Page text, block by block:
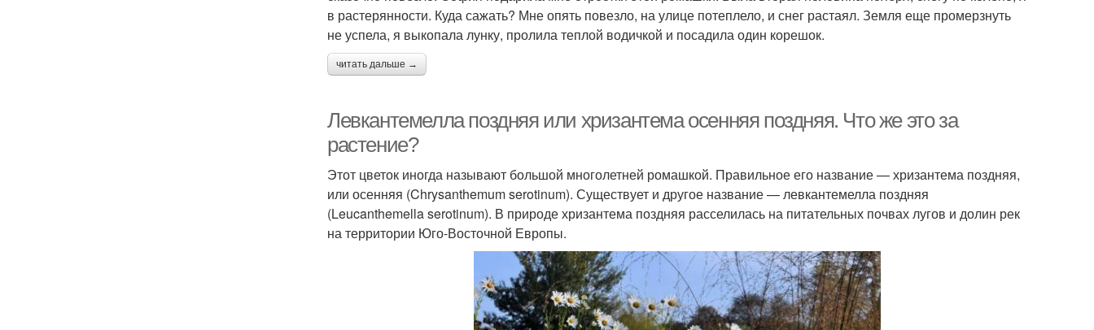
в растерянности. Куда сажать? Мне опять повезло, на улице потеплело, и снег растаял. Земля еще промерзнуть
не успела, я выкопала лунку, пролила теплой водичкой и посадила один корешок.
читать дальше →
Левкантемелла поздняя или хризантема осенняя поздняя. Что же это за
растение?
Этот цветок иногда называют большой многолетней ромашкой. Правильное его название — хризантема поздняя,
или осенняя (Chrysanthemum serotinum). Существует и другое название — левкантемелла поздняя
(Leucanthemella serotinum). В природе хризантема поздняя расселилась на питательных почвах лугов и долин рек
на территории Юго-Восточной Европы.